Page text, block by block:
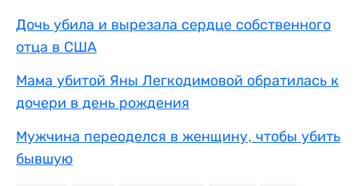
Дочь убила и вырезала сердце собственного
отца в США
Мама убитой Яны Легкодимовой обратилась к
дочери в день рождения
Мужчина переоделся в женщину, чтобы убить
бывшую